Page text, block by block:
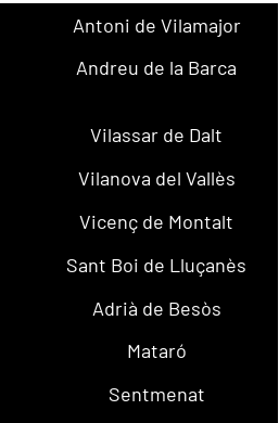
Antoni de Vilamajor
Andreu de la Barca
Vilassar de Dalt
Vilanova del Vallès
Vicenç de Montalt
Sant Boi de Lluçanès
Adrià de Besòs
Mataró
Sentmenat